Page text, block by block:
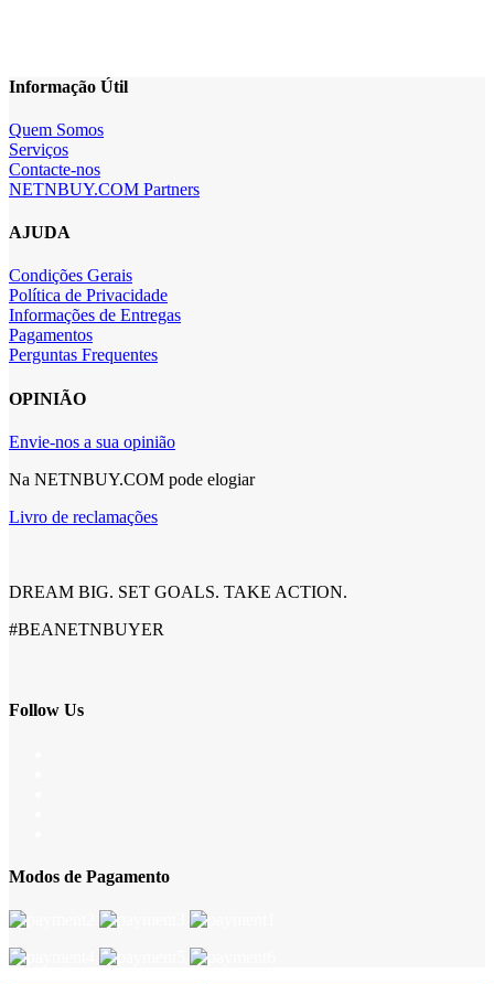
Informação Útil
Quem Somos
Serviços
Contacte-nos
NETNBUY.COM Partners
AJUDA
Condições Gerais
Política de Privacidade
Informações de Entregas
Pagamentos
Perguntas Frequentes
OPINIÃO
Envie-nos a sua opinião
Na NETNBUY.COM pode elogiar
Livro de reclamações
DREAM BIG. SET GOALS. TAKE ACTION.
#BEANETNBUYER
Follow Us
Modos de Pagamento